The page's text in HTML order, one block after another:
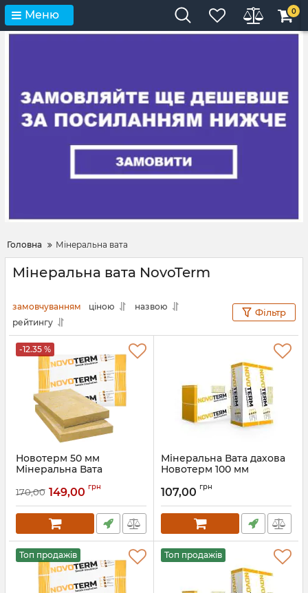
Меню 0
Головна Мінеральна вата
Мінеральна вата NovoTerm
замовчуванням ціною
назвою
рейтингу
Фільтр
-12.35 %
Новотерм 50 мм
Мінеральна Вата
170,00 149,00 грн
Мінеральна Вата дахова
Новотерм 100 мм
107,00 грн
Топ продажів Топ продажів